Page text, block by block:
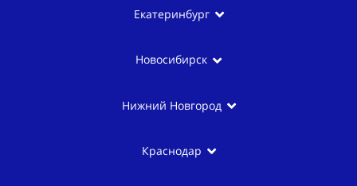
Екатеринбург
Новосибирск
Нижний Новгород
Краснодар